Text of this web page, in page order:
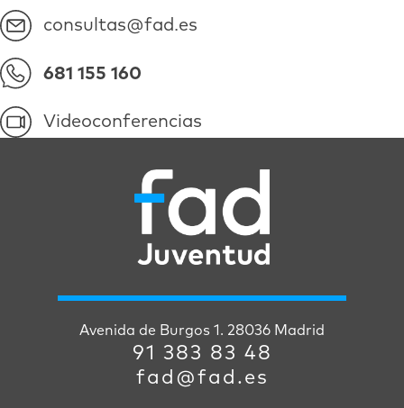
consultas@fad.es
681 155 160
Videoconferencias
Avenida de Burgos 1. 28036 Madrid
91 383 83 48
fad@fad.es